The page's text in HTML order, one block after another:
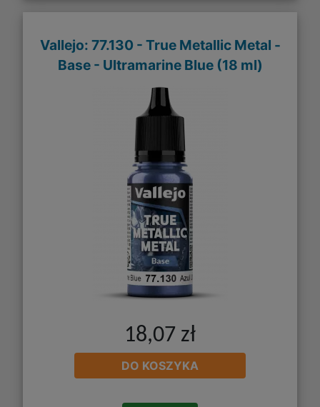
Vallejo: 77.130 - True Metallic Metal -
Base - Ultramarine Blue (18 ml)
18,07 zł
DO KOSZYKA